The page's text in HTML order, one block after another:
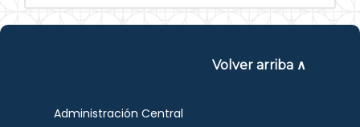
Volver arriba ∧
Administración Central